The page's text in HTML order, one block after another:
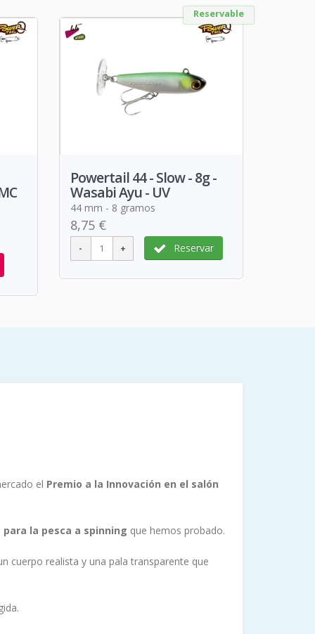
Reservable
Powertail 44 - Slow - 8g -
Wasabi Ayu - UV
44 mm - 8 gramos
8,75 €
Reservar
el Premio a la Innovación en el salón
la pesca a spinning que hemos probado.
cuerpo realista y una pala transparente que